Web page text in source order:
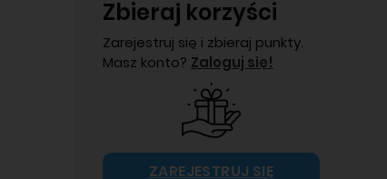
Zbieraj korzyści
Zarejestruj się i zbieraj punkty.
Masz konto? Zaloguj się!
ZAREJESTRUJ SIĘ